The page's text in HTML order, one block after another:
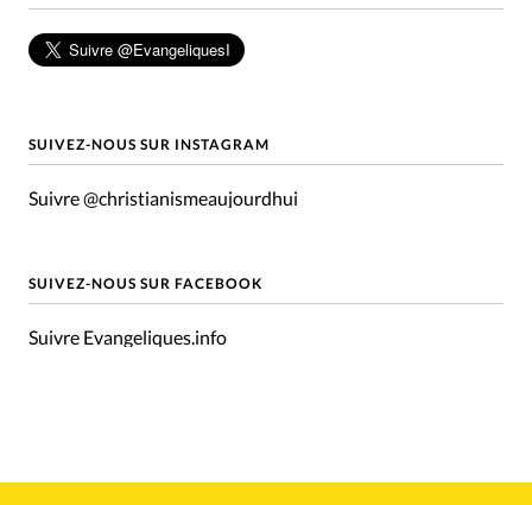
SUIVEZ-NOUS SUR INSTAGRAM
Suivre @christianismeaujourdhui
SUIVEZ-NOUS SUR FACEBOOK
Suivre Evangeliques.info